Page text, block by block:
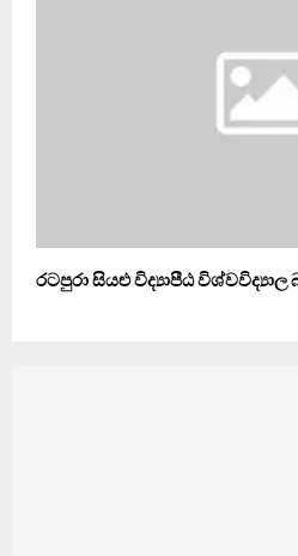
රටපුරා සියළු විද්‍යාපීඨ